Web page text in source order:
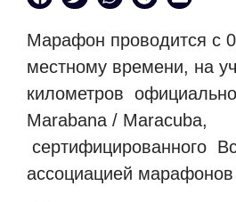
Марафон проводится с
местному времени, на
километров
Marabana / Maracuba,
сертифицированного
ассоциацией марафонов